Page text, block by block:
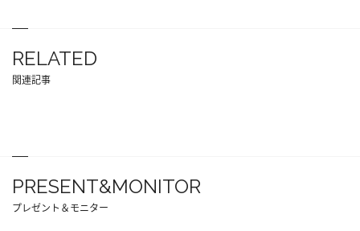
RELATED
関連記事
PRESENT&MONITOR
プレゼント＆モニター